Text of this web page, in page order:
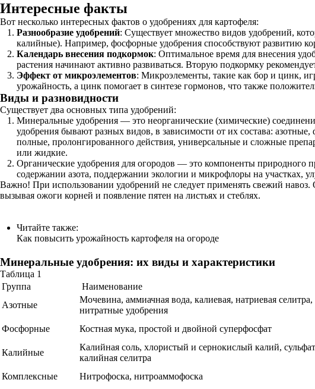
Интересные факты
Вот несколько интересных фактов о удобрениях для картофеля:
Разнообразие удобрений: Существует множество видов удобрений,
калийные). Например, фосфорные удобрения способствуют развитию
Календарь внесения подкормок: Оптимальное время для внесения
растения начинают активно развиваться. Вторую подкормку
Эффект от микроэлементов: Микроэлементы, такие как бор и цинк,
урожайность, а цинк помогает в синтезе гормонов, что также
Виды и разновидности
Существует два основных типа удобрений:
Минеральные удобрения — это неорганические (химические)
удобрения бывают разных видов, в зависимости от их состава:
полные, пролонгированного действия, универсальные и сложные
или жидкие.
Органические удобрения для огородов — это компоненты природного
содержании азота, поддержании экологии и микрофлоры на участках,
Важно! При использовании удобрений не следует применять свежий навоз.
вызывая ожоги корней и появление пятен на листьях и стеблях.
Читайте также:
Как повысить урожайность картофеля на огороде
Минеральные удобрения: их виды и характеристики
Таблица 1
Группа
Наименование
Азотные
Мочевина, аммиачная вода, калиевая, натриевая селитра,
нитратные удобрения
Фосфорные
Костная мука, простой и двойной суперфосфат
Калийные
Калийная соль, хлористый и сернокислый калий,
калийная селитра
Комплексные
Нитрофоска, нитроаммофоска